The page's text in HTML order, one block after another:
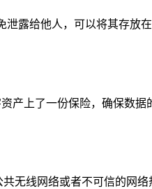
露给他人，可以将其存放
产上了一份保险，确保数
无线网络或者不可信的网